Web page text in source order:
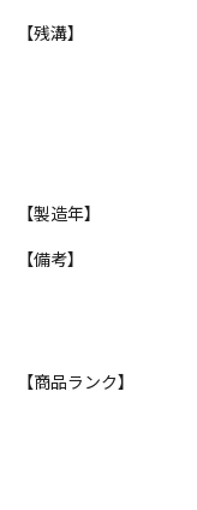
【残溝】
【製造年】
【備考】
【商品ランク】